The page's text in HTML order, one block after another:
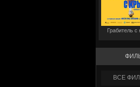
Грабитель